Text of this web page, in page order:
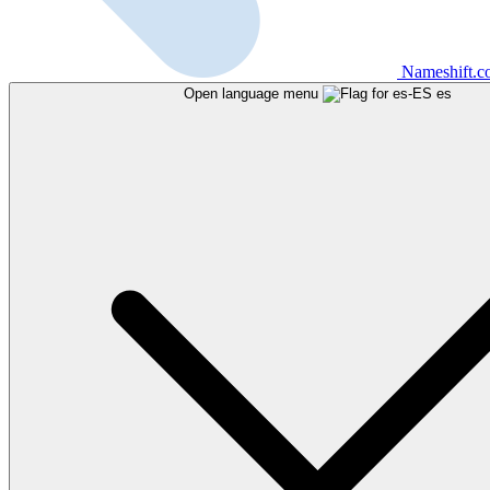
Open language menu es